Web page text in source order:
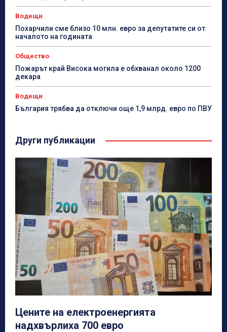
Водещи
Похарчили сме близо 10 млн. евро за депутатите си от
началото на годината
Общество
Пожарът край Висока могила е обхванал около 1200
декара
Водещи
България трябва да отключи още 1,9 млрд. евро по ПВУ
Други публикации
Цените на електроенергията
надхвърлиха 700 евро